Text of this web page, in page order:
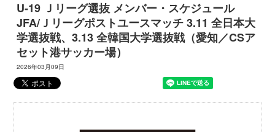
U-19 Ｊリーグ選抜 メンバー・スケジュール
JFA/Ｊリーグポストユースマッチ 3.11 全日本大
学選抜戦、3.13 全韓国大学選抜戦（愛知／CSア
セット港サッカー場）
2026年03月09日